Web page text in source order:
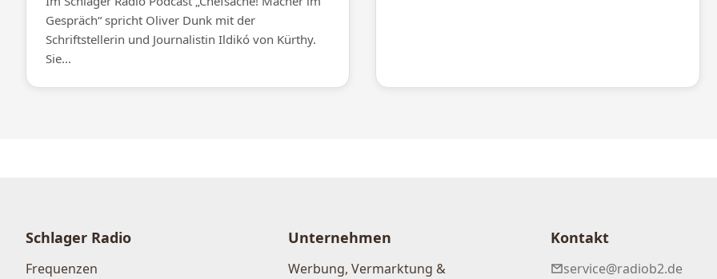
Gespräch“ spricht Oliver Dunk mit der
Schriftstellerin und Journalistin Ildikó von Kürthy.
Sie...
Schlager Radio
Frequenzen
Unternehmen
Werbung, Vermarktung &
Kontakt
service@radiob2.de